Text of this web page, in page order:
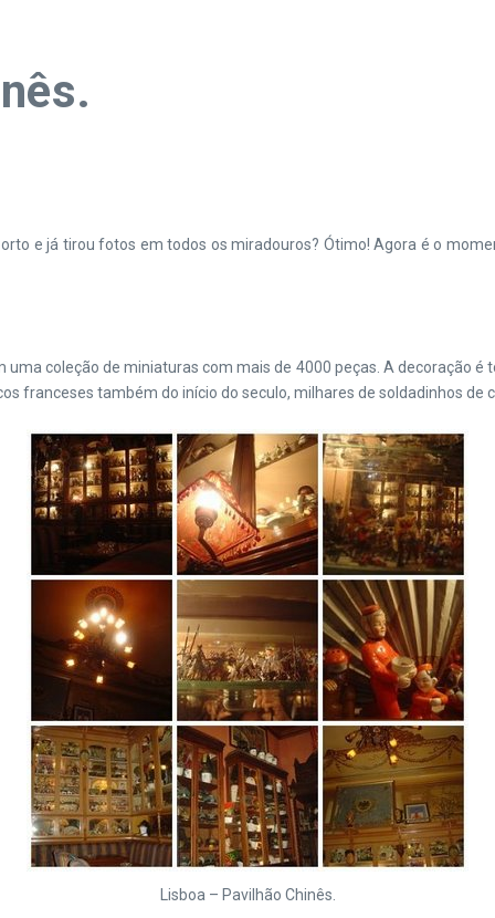
e já tirou fotos em todos os miradouros? Ótimo! Agora é o
coleção de miniaturas com mais de 4000 peças. A decoração
franceses também do início do seculo, milhares de soldadinhos de
Lisboa – Pavilhão Chinês.